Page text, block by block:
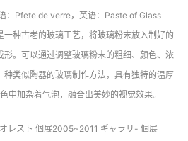
：Pfete de verre，英语：Paste of Glass
种古老的玻璃工艺，将玻璃粉末放入制好的
。可以通过调整玻璃粉末的粗细、颜色、浓
种类似陶器的玻璃制作方法，具有独特的温厚
中加杂着气泡，融合出美妙的视觉效果。
レスト 個展2005~2011 ギャラリ- 個展